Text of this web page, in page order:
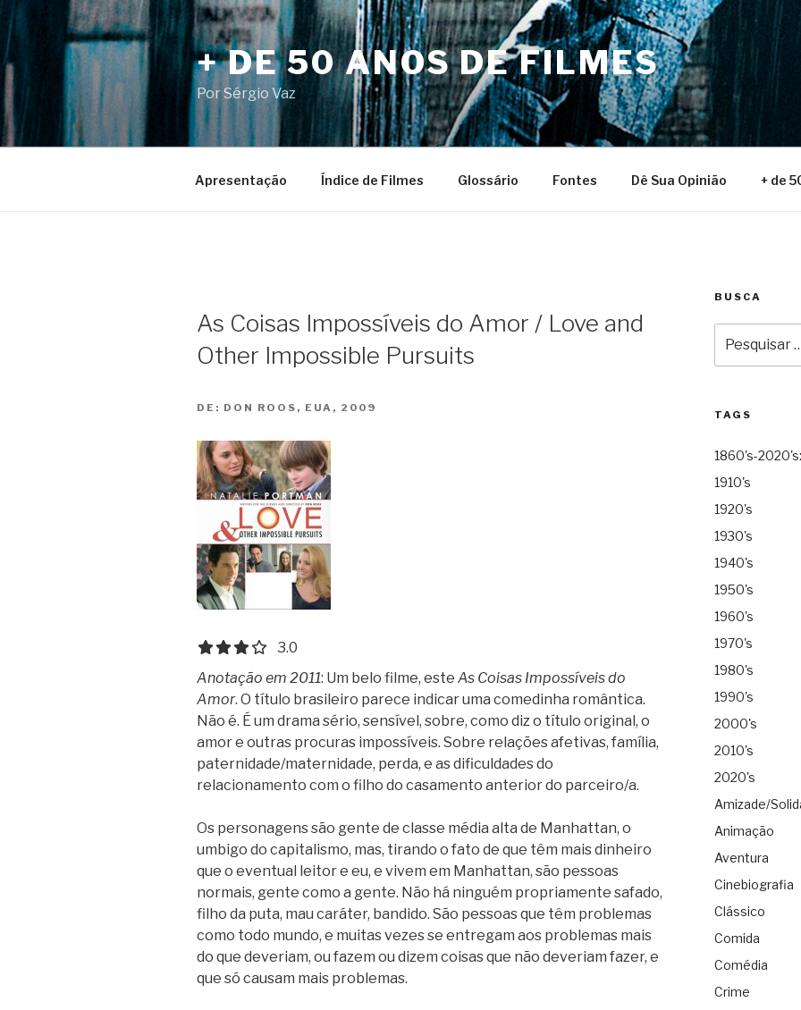
para
o
conteúdo
+ DE 50 ANOS DE FILMES
Por Sérgio Vaz
Apresentação Índice de Filmes Glossário Fontes Dê Sua Opinião + de
As Coisas Impossíveis do Amor / Love and
Other Impossible Pursuits
DE: DON ROOS, EUA, 2009
3.0 out of 5.0 stars
3.0
Anotação em 2011: Um belo filme, este As Coisas Impossíveis do
Amor. O título brasileiro parece indicar uma comedinha romântica.
Não é. É um drama sério, sensível, sobre, como diz o título original, o
amor e outras procuras impossíveis. Sobre relações afetivas, família,
paternidade/maternidade, perda, e as dificuldades do
relacionamento com o filho do casamento anterior do parceiro/a.
Os personagens são gente de classe média alta de Manhattan, o
umbigo do capitalismo, mas, tirando o fato de que têm mais dinheiro
que o eventual leitor e eu, e vivem em Manhattan, são pessoas
normais, gente como a gente. Não há ninguém propriamente safado,
filho da puta, mau caráter, bandido. São pessoas que têm problemas
como todo mundo, e muitas vezes se entregam aos problemas mais
do que deveriam, ou fazem ou dizem coisas que não deveriam fazer, e
que só causam mais problemas.
BUSCA
por:
TAGS
1860's-
1910's
1920's
1930's
1940's
1950's
1960's
1970's
1980's
1990's
2000's
2010's
2020's
Amizade/
Animação
Aventura
Cinebiografia
Clássico
Comida
Comédia
Crime